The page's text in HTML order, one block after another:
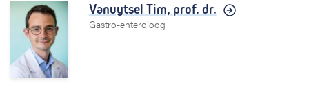
Vanuytsel Tim, prof. dr.
Gastro-enteroloog